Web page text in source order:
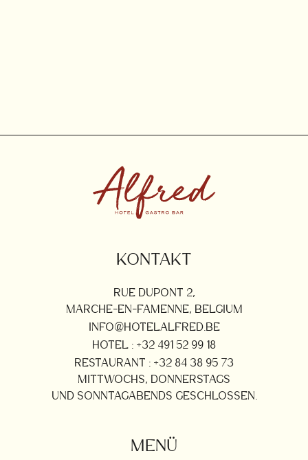
KONTAKT
RUE DUPONT 2,
MARCHE-EN-FAMENNE, BELGIUM
INFO@HOTELALFRED.BE
HOTEL : +32 491 52 99 18
RESTAURANT : +32 84 38 95 73
MITTWOCHS, DONNERSTAGS
UND SONNTAGABENDS GESCHLOSSEN.
MENÜ